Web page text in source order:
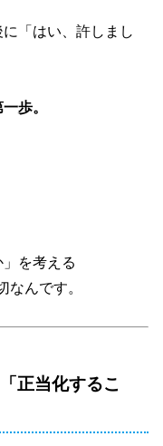
「はい、許しまし
歩。
を考える
なんです。
正当化するこ